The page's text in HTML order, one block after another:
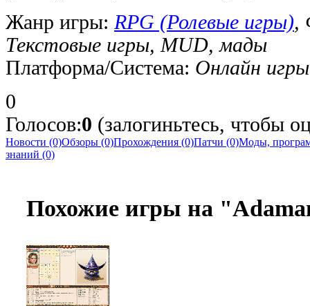
Жанр игры: RPG (Ролевые игры),
Текстовые игры, MUD, мады
Платформа/Система: Онлайн игры
0
Голосов:0 (залогиньтесь, чтобы
Новости (0)Обзоры (0)Прохождения (0)Патчи (0)Моды,
знаний (0)
Похожие игры на